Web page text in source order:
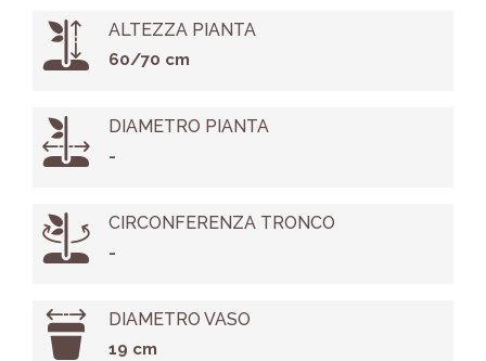
ALTEZZA PIANTA
60/70 cm
DIAMETRO PIANTA
-
CIRCONFERENZA TRONCO
-
DIAMETRO VASO
19 cm